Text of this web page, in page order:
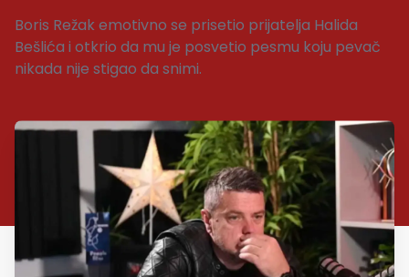
Boris Režak emotivno se prisetio prijatelja Halida
Bešlića i otkrio da mu je posvetio pesmu koju pevač
nikada nije stigao da snimi.